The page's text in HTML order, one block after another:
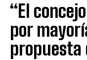
“El
por
propuesta